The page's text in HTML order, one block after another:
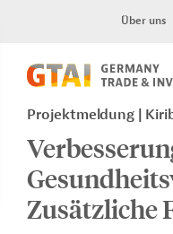
Über uns
Projektmeldung
Zusätzliche